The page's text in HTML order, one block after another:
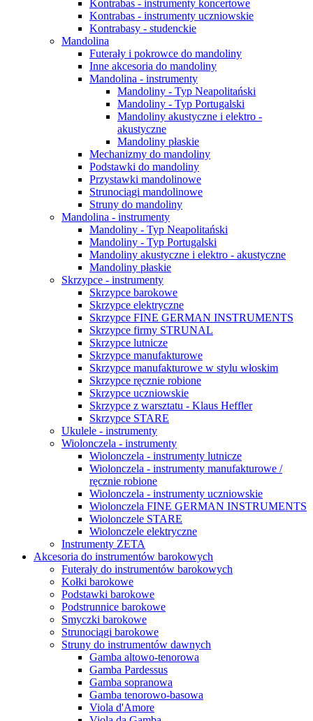
Kontrabas - instrumenty koncertowe
Kontrabas - instrumenty uczniowskie
Kontrabasy - studenckie
Mandolina
Futerały i pokrowce do mandoliny
Inne akcesoria do mandoliny
Mandolina - instrumenty
Mandoliny - Typ Neapolitański
Mandoliny - Typ Portugalski
Mandoliny akustyczne i elektro -
akustyczne
Mandoliny płaskie
Mechanizmy do mandoliny
Podstawki do mandoliny
Przystawki mandolinowe
Strunociągi mandolinowe
Struny do mandoliny
Mandolina - instrumenty
Mandoliny - Typ Neapolitański
Mandoliny - Typ Portugalski
Mandoliny akustyczne i elektro - akustyczne
Mandoliny płaskie
Skrzypce - instrumenty
Skrzypce barokowe
Skrzypce elektryczne
Skrzypce FINE GERMAN INSTRUMENTS
Skrzypce firmy STRUNAL
Skrzypce lutnicze
Skrzypce manufakturowe
Skrzypce manufakturowe w stylu włoskim
Skrzypce ręcznie robione
Skrzypce uczniowskie
Skrzypce z warsztatu - Klaus Heffler
Skrzypce STARE
Ukulele - instrumenty
Wiolonczela - instrumenty
Wiolonczela - instrumenty lutnicze
Wiolonczela - instrumenty manufakturowe /
ręcznie robione
Wiolonczela - instrumenty uczniowskie
Wiolonczela FINE GERMAN INSTRUMENTS
Wiolonczele STARE
Wiolonczele elektryczne
Instrumenty ZETA
Akcesoria do instrumentów barokowych
Futerały do instrumentów barokowych
Kołki barokowe
Podstawki barokowe
Podstrunnice barokowe
Smyczki barokowe
Strunociągi barokowe
Struny do instrumentów dawnych
Gamba altowo-tenorowa
Gamba Pardessus
Gamba sopranowa
Gamba tenorowo-basowa
Viola d'Amore